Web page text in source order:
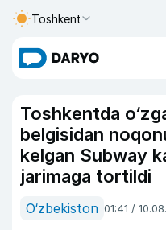
Toshkent
Toshkentda
belgisidan
kelgan Subway
jarimaga tortildi
O‘zbekiston 01:41 /